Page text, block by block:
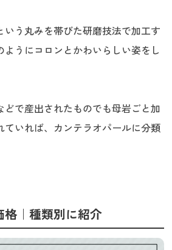
いう丸みを帯びた研磨技法で加工す
ようにコロンとかわいらしい姿をし
どで産出されたものでも母岩ごと加
ていれば、カンテラオパールに分類
｜種類別に紹介